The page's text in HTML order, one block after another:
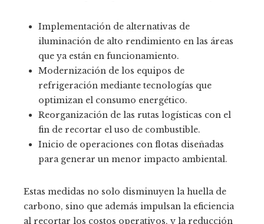
Implementación de alternativas de
iluminación de alto rendimiento en las áreas
que ya están en funcionamiento.
Modernización de los equipos de
refrigeración mediante tecnologías que
optimizan el consumo energético.
Reorganización de las rutas logísticas con el
fin de recortar el uso de combustible.
Inicio de operaciones con flotas diseñadas
para generar un menor impacto ambiental.
Estas medidas no solo disminuyen la huella de
carbono, sino que además impulsan la eficiencia
al recortar los costos operativos, y la reducción